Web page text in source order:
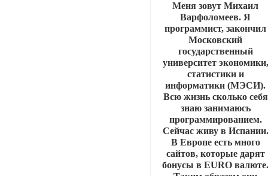
Меня зовут Михаил
Варфоломеев. Я
программист, закончил
Московский
государственный
университет экономики,
статистики и
информатики (МЭСИ).
Всю жизнь сколько себя
знаю занимаюсь
программированием.
Сейчас живу в Испании.
В Европе есть много
сайтов, которые дарят
бонусы в EURO